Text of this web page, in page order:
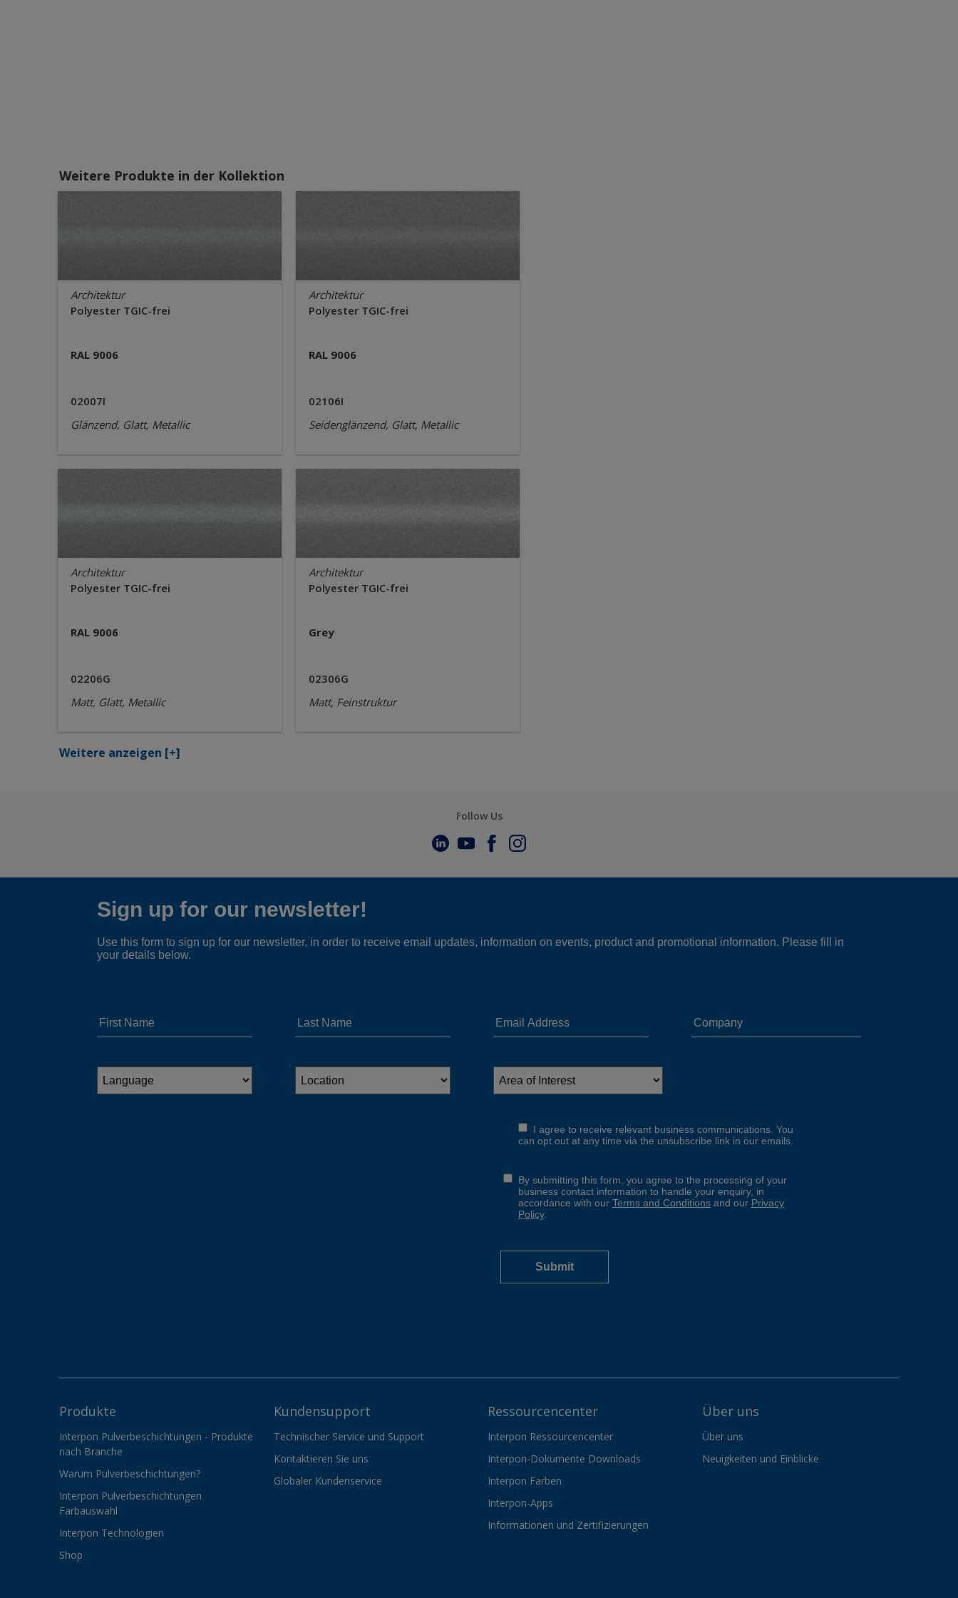
Weitere Produkte in der Kollektion
Architektur
Polyester TGIC-frei
RAL 9006
02007I
Glänzend, Glatt, Metallic
Architektur
Polyester TGIC-frei
RAL 9006
02106I
Seidenglänzend, Glatt, Metallic
Architektur
Polyester TGIC-frei
RAL 9006
02206G
Matt, Glatt, Metallic
Architektur
Polyester TGIC-frei
Grey
02306G
Matt, Feinstruktur
Weitere anzeigen [+]
Follow Us
Produkte
Interpon Pulverbeschichtungen - Produkte
nach Branche
Warum Pulverbeschichtungen?
Interpon Pulverbeschichtungen
Farbauswahl
Interpon Technologien
Shop
Kundensupport
Technischer Service und Support
Kontaktieren Sie uns
Globaler Kundenservice
Ressourcencenter
Interpon Ressourcencenter
Interpon-Dokumente Downloads
Interpon Farben
Interpon-Apps
Informationen und Zertifizierungen
Über uns
Über uns
Neuigkeiten und Einblicke